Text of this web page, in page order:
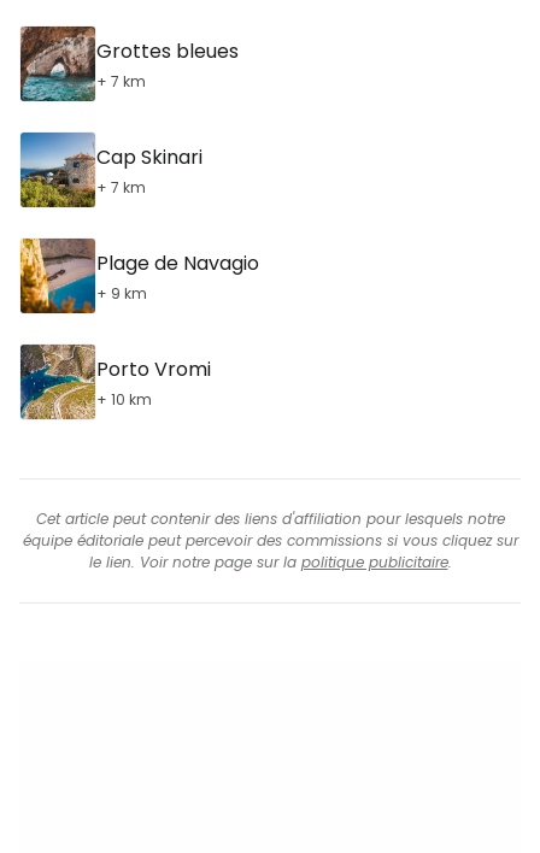
Grottes bleues
+ 7 km
Cap Skinari
+ 7 km
Plage de Navagio
+ 9 km
Porto Vromi
+ 10 km
Cet article peut contenir des liens d'affiliation pour lesquels notre
équipe éditoriale peut percevoir des commissions si vous cliquez sur
le lien. Voir notre page sur la politique publicitaire.